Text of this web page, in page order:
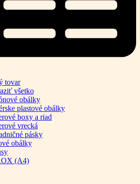
tovar
všetko
obálky
plastové obálky
boxy a riad
vrecká
pásky
obálky
(A4)